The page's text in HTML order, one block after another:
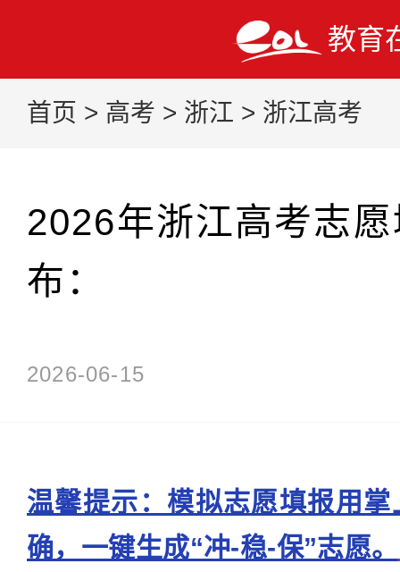
教育
首页 > 高考 > 浙江 > 浙江高考
2026年浙江高考志
布：
2026-06-15
温馨提示：模拟志愿填报用
确，一键生成“冲-稳-保”志愿。